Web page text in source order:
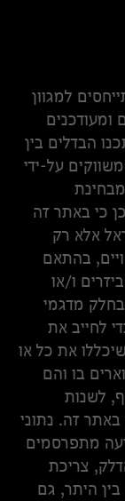
למגוון
ומעודכנים
הבדלים בין
על-ידי
כי באתר זה
אלא רק
בהתאם
ו/או
מדגמי
לחייב את
את כל או
בו והם
לשנות
זה. נתוני
מתפרסמים
צריכת
היתר, גם